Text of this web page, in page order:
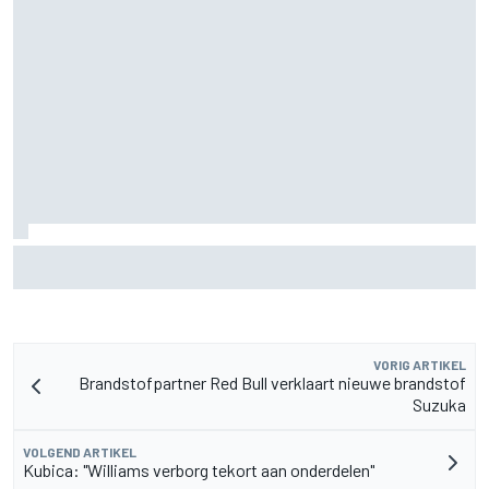
VORIG ARTIKEL
Brandstofpartner Red Bull verklaart nieuwe brandstof
Suzuka
VOLGEND ARTIKEL
Kubica: "Williams verborg tekort aan onderdelen"